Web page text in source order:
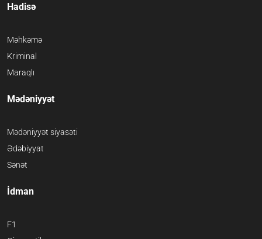
Hadisə
Məhkəmə
Kriminal
Maraqlı
Mədəniyyət
Mədəniyyət siyasəti
Ədəbiyyat
Sənət
İdman
F1